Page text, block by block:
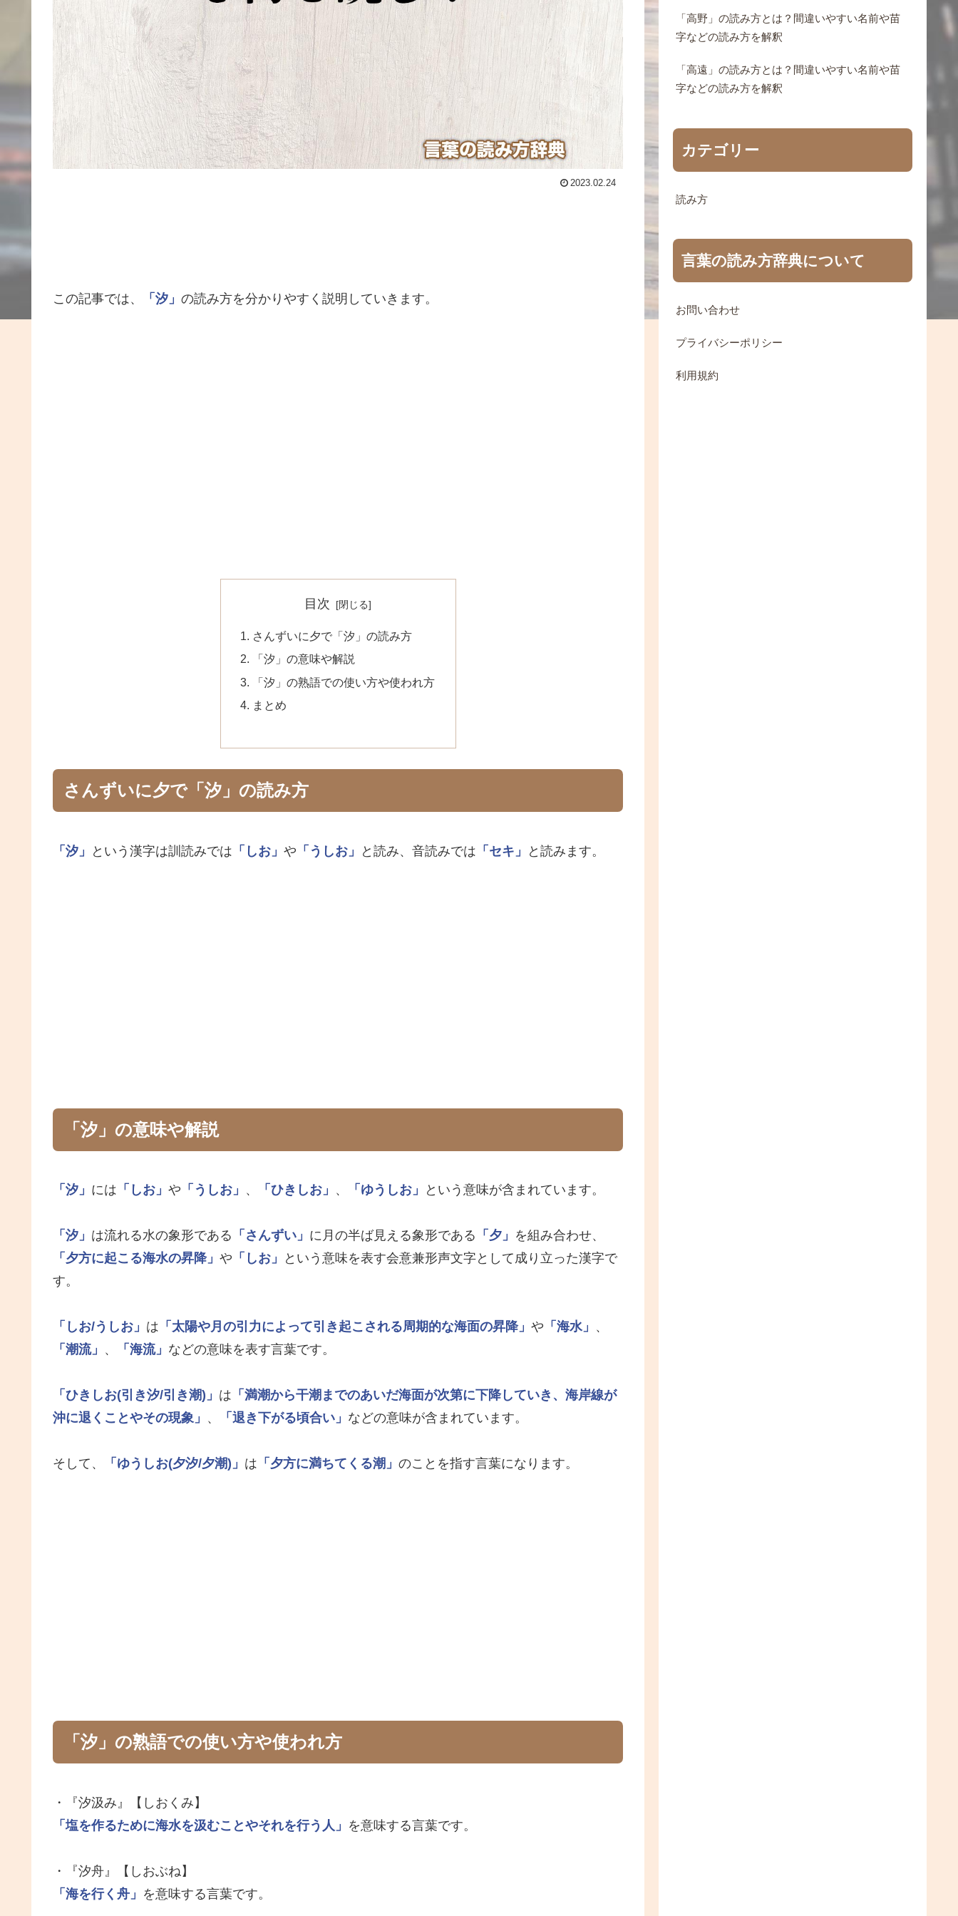
2023.02.24
この記事では、 「汐」 の読み方を分かりやすく説明していきます。
目次
さんずいに夕で「汐」の読み方
「汐」の意味や解説
「汐」の熟語での使い方や使われ方
まとめ
さんずいに夕で「汐」の読み方
「汐」 という漢字は訓読みでは 「しお」 や 「うしお」 と読み、音読みでは 「セキ」 と読みます。
「汐」の意味や解説
「汐」 には 「しお」 や 「うしお」 、 「ひきしお」 、 「ゆうしお」 という意味が含まれています。
「汐」 は流れる水の象形である 「さんずい」 に月の半ば見える象形である 「夕」 を組み合わせ、
「夕方に起こる海水の昇降」 や 「しお」
という意味を表す会意兼形声文字として成り立った漢字で
す。
「しお/うしお」 は 「太陽や月の引力によって引き起こされる周期的な海面の昇降」 や 「海水」 、
「潮流」 、 「海流」 などの意味を表す言葉です。
「ひきしお(引き汐/引き潮)」 は 「満潮から干潮までのあいだ海面が次第に下降していき、海岸線が
沖に退くことやその現象」 、 「退き下がる頃合い」 などの意味が含まれています。
そして、 「ゆうしお(夕汐/夕潮)」 は 「夕方に満ちてくる潮」 のことを指す言葉になります。
「汐」の熟語での使い方や使われ方
・『汐汲み』【しおくみ】
「塩を作るために海水を汲むことやそれを行う人」 を意味する言葉です。
・『汐舟』【しおぶね】
「海を行く舟」 を意味する言葉です。
「高野」の読み方とは？間違いやすい名前や苗
字などの読み方を解釈
「高遠」の読み方とは？間違いやすい名前や苗
字などの読み方を解釈
カテゴリー
読み方
言葉の読み方辞典について
お問い合わせ
プライバシーポリシー
利用規約